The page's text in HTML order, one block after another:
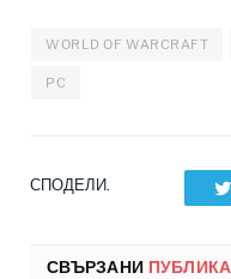
WORLD OF WARCRAFT
PC
СПОДЕЛИ.
СВЪРЗАНИ